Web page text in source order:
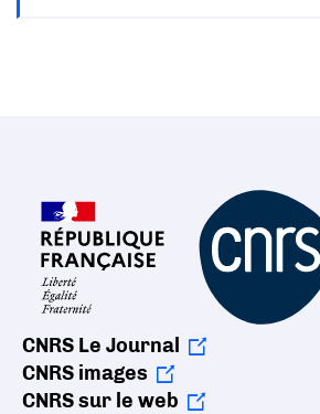
CNRS Le Journal
CNRS images
CNRS sur le web